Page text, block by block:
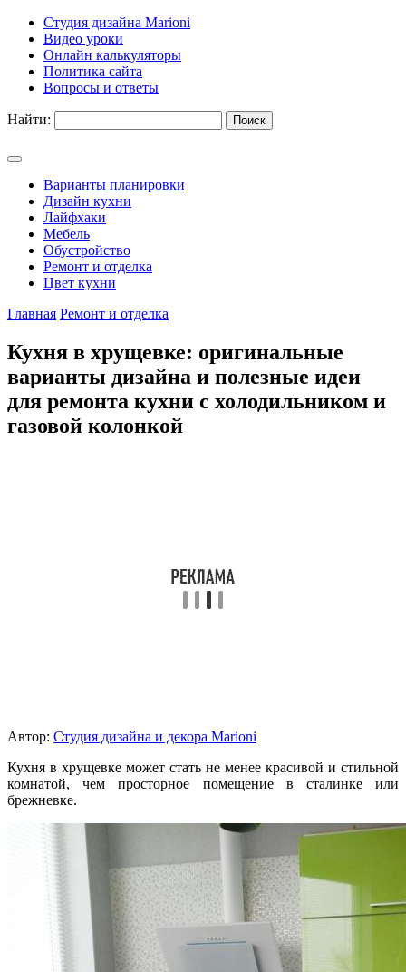
Студия дизайна Marioni
Видео уроки
Онлайн калькуляторы
Политика сайта
Вопросы и ответы
Найти:
Варианты планировки
Дизайн кухни
Лайфхаки
Мебель
Обустройство
Ремонт и отделка
Цвет кухни
Главная Ремонт и отделка
Кухня в хрущевке: оригинальные
варианты дизайна и полезные идеи
для ремонта кухни с холодильником и
газовой колонкой
Автор: Студия дизайна и декора Marioni
Кухня в хрущевке может стать не менее красивой и стильной
комнатой, чем просторное помещение в сталинке или
брежневке.